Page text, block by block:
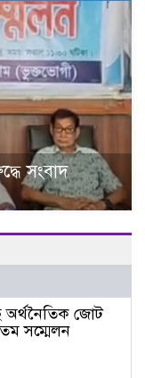
সংবাদ
অর্থনৈতিক জোট
সম্মেলন